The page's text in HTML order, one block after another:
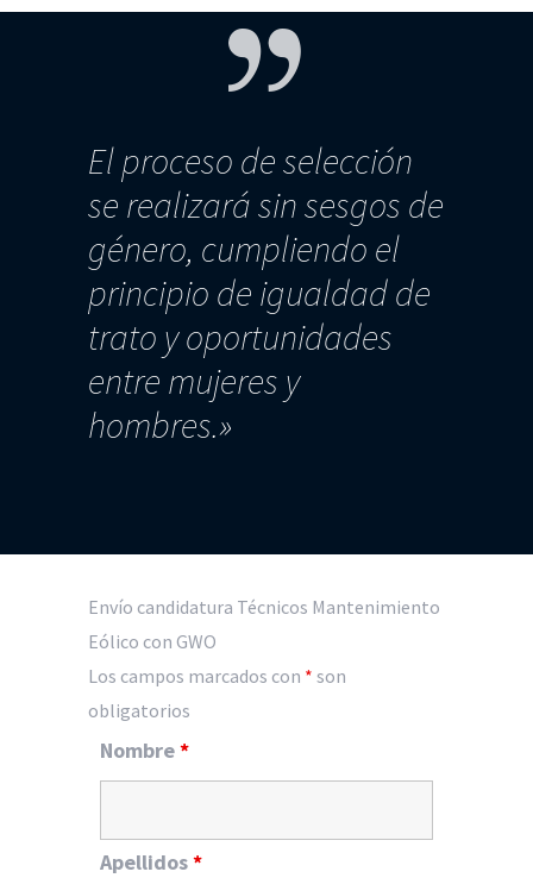
El proceso de selección
se realizará sin sesgos de
género, cumpliendo el
principio de igualdad de
trato y oportunidades
entre mujeres y
hombres.»
Envío candidatura Técnicos Mantenimiento
Eólico con GWO
Los campos marcados con * son
obligatorios
Nombre*
Apellidos*